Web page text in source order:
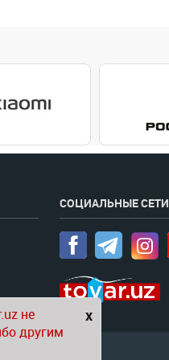
СОЦИАЛЬНЫЕ СЕТИ
x
не
другим